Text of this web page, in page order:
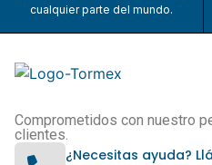
cualquier parte del mundo.
Comprometidos con nuestro
clientes.
¿Necesitas ayuda?